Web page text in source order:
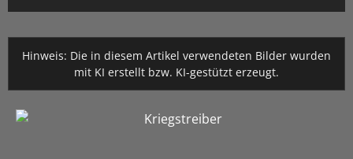
Hinweis: Die in diesem Artikel verwendeten Bilder wurden
mit KI erstellt bzw. KI-gestützt erzeugt.